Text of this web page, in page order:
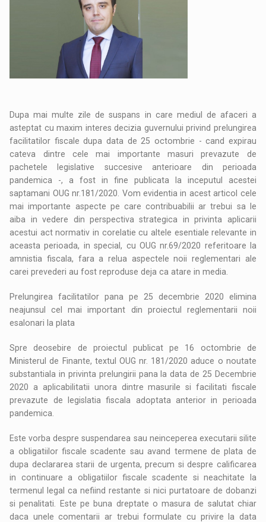
Dupa mai multe zile de suspans in care mediul de afaceri a
asteptat cu maxim interes decizia guvernului privind prelungirea
facilitatilor fiscale dupa data de 25 octombrie - cand expirau
cateva dintre cele mai importante masuri prevazute de
pachetele legislative succesive anterioare din perioada
pandemica -, a fost in fine publicata la inceputul acestei
saptamani OUG nr.181/2020. Vom evidentia in acest articol cele
mai importante aspecte pe care contribuabilii ar trebui sa le
aiba in vedere din perspectiva strategica in privinta aplicarii
acestui act normativ in corelatie cu altele esentiale relevante in
aceasta perioada, in special, cu OUG nr.69/2020 referitoare la
amnistia fiscala, fara a relua aspectele noii reglementari ale
carei prevederi au fost reproduse deja ca atare in media.
Prelungirea facilitatilor pana pe 25 decembrie 2020 elimina
neajunsul cel mai important din proiectul reglementarii noii
esalonari la plata
Spre deosebire de proiectul publicat pe 16 octombrie de
Ministerul de Finante, textul OUG nr. 181/2020 aduce o noutate
substantiala in privinta prelungirii pana la data de 25 Decembrie
2020 a aplicabilitatii unora dintre masurile si facilitati fiscale
prevazute de legislatia fiscala adoptata anterior in perioada
pandemica.
Este vorba despre suspendarea sau neinceperea executarii silite
a obligatiilor fiscale scadente sau avand termene de plata de
dupa declararea starii de urgenta, precum si despre calificarea
in continuare a obligatiilor fiscale scadente si neachitate la
termenul legal ca nefiind restante si nici purtatoare de dobanzi
si penalitati. Este pe buna dreptate o masura de salutat chiar
daca unele comentarii ar trebui formulate cu privire la data